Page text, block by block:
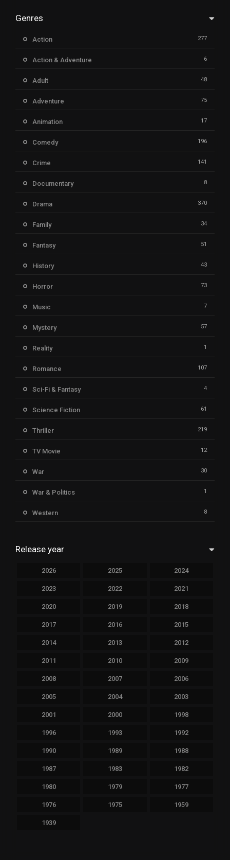
Genres
Action 277
Action & Adventure 6
Adult 48
Adventure 75
Animation 17
Comedy 196
Crime 141
Documentary 8
Drama 370
Family 34
Fantasy 51
History 43
Horror 73
Music 7
Mystery 57
Reality 1
Romance 107
Sci-Fi & Fantasy 4
Science Fiction 61
Thriller 219
TV Movie 12
War 30
War & Politics 1
Western 8
Release year
2026 2025 2024
2023 2022 2021
2020 2019 2018
2017 2016 2015
2014 2013 2012
2011 2010 2009
2008 2007 2006
2005 2004 2003
2001 2000 1998
1996 1993 1992
1990 1989 1988
1987 1983 1982
1980 1979 1977
1976 1975 1959
1939